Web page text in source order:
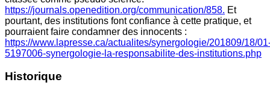
https://journals.openedition.org/communication/858. Et
pourtant, des institutions font confiance à cette pratique, et
pourraient faire condamner des innocents :
https://www.lapresse.ca/actualites/synergologie/201809/18/
5197006-synergologie-la-responsabilite-des-institutions.php
Historique